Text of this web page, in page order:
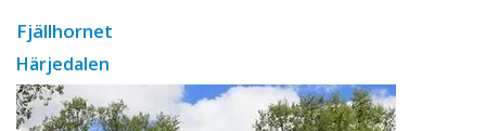
Fjällhornet
Härjedalen